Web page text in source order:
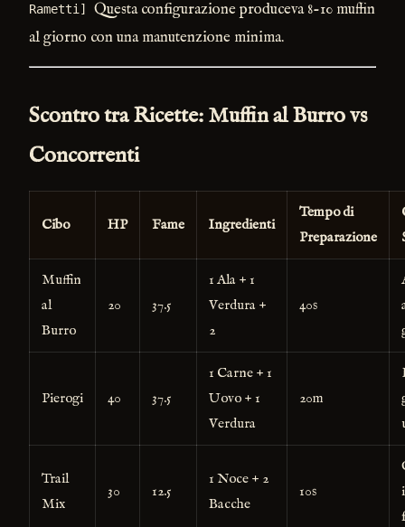
Rametti] Questa configurazione produceva 8-10 muffin
al giorno con una manutenzione minima.
Scontro tra Ricette: Muffin al Burro vs
Concorrenti
Cibo HP Fame Ingredienti
Tempo di
Preparazione
Muffin
al
Burro
20 37.5
1 Ala + 1
Verdura +
2
40s
Pierogi 40 37.5
1 Carne + 1
Uovo + 1
Verdura
20m
Trail
Mix
30 12.5
1 Noce + 2
Bacche
10s